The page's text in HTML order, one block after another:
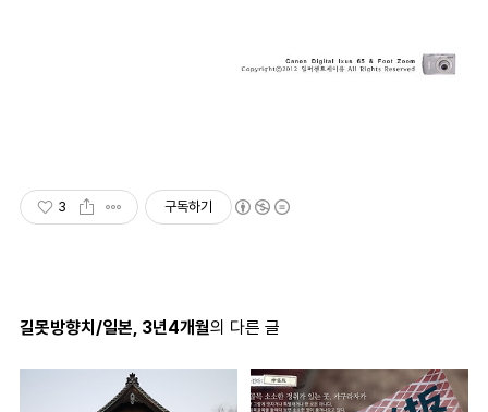
3 구독하기
길못방향치/일본, 3년4개월의 다른 글